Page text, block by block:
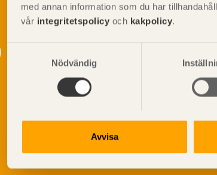
med annan information som du har
vår integritetspolicy och kakpolicy.
Nödvändig
Avvisa